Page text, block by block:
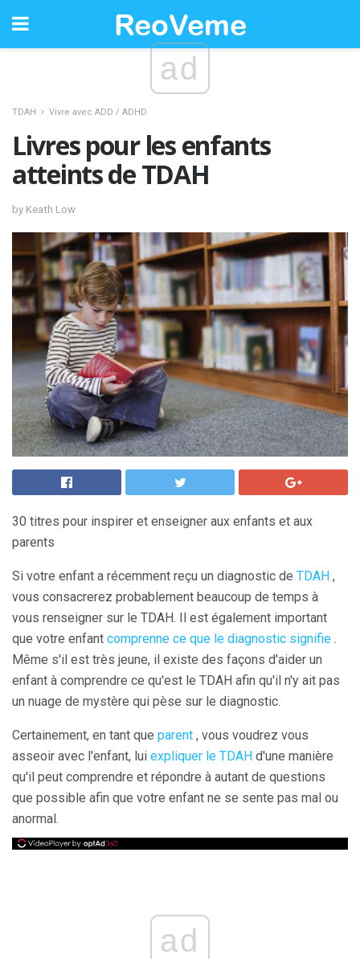
ad
TDAH Vivre avec ADD / ADHD
Livres pour les enfants
atteints de TDAH
by Keath Low
30 titres pour inspirer et enseigner aux enfants et aux
parents
Si votre enfant a récemment reçu un diagnostic de TDAH ,
vous consacrerez probablement beaucoup de temps à
vous renseigner sur le TDAH. Il est également important
que votre enfant comprenne ce que le diagnostic signifie .
Même s'il est très jeune, il existe des façons d'aider un
enfant à comprendre ce qu'est le TDAH afin qu'il n'y ait pas
un nuage de mystère qui pèse sur le diagnostic.
Certainement, en tant que parent , vous voudrez vous
asseoir avec l'enfant, lui expliquer le TDAH d'une manière
qu'il peut comprendre et répondre à autant de questions
que possible afin que votre enfant ne se sente pas mal ou
anormal.
ad